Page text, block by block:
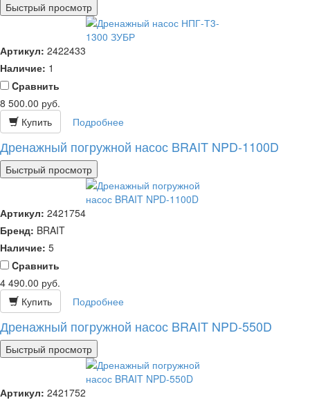
Быстрый просмотр
Артикул: 2422433
Наличие: 1
Cравнить
8 500.00 руб.
Купить
Подробнее
Дренажный погружной насос BRAIT NPD-1100D
Быстрый просмотр
Артикул: 2421754
Бренд: BRAIT
Наличие: 5
Cравнить
4 490.00 руб.
Купить
Подробнее
Дренажный погружной насос BRAIT NPD-550D
Быстрый просмотр
Артикул: 2421752